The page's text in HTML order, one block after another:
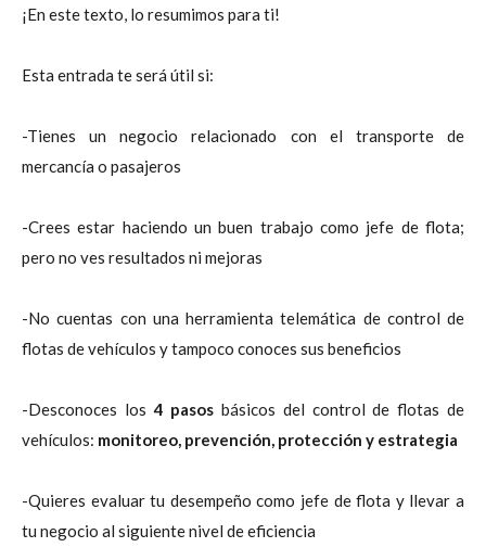
¡En este texto, lo resumimos para ti!
Esta entrada te será útil si:
-Tienes un negocio relacionado con el transporte de
mercancía o pasajeros
-Crees estar haciendo un buen trabajo como jefe de flota;
pero no ves resultados ni mejoras
-No cuentas con una herramienta telemática de control de
flotas de vehículos y tampoco conoces sus beneficios
-Desconoces los4 pasos básicos del control de flotas de
vehículos: monitoreo, prevención, protección y estrategia
-Quieres evaluar tu desempeño como jefe de flota y llevar a
tu negocio al siguiente nivel de eficiencia